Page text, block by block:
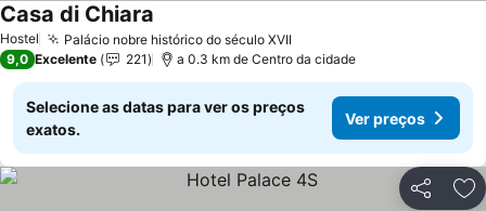
Hostel Palácio nobre histórico do século XVII
Casa di Chiara
9,0 Excelente 221 a 0.3 km de Centro da cidade
Selecione as datas para ver os preços
exatos.
Ver preços
Partilhar